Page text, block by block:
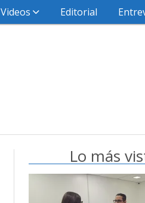
Videos Editorial
Lo más